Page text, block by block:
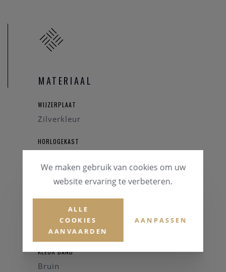
MATERIAAL
WIJZERPLAAT
Zilverkleur
HORLOGEKAST
Leder
KLEUR BAND
Bruin
We maken gebruik van cookies om uw
website ervaring te verbeteren.
ALLE
COOKIES
AANVAARDEN
AANPASSEN